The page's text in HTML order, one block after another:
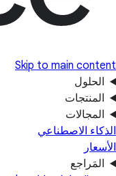
Skip to main content
الحلول
المنتجات
المجالات
الذكاء الاصطناعي
الأسعار
المَراجع